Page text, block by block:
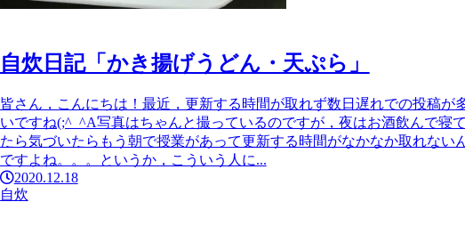
自炊日記「かき揚げうどん・天ぷら」
皆さん，こんにちは！最近，更新する時間が取れず数日遅れでの投稿が
いですね(;^_^A写真はちゃんと撮っているのですが，夜はお酒飲んで寝て
たら気づいたらもう朝で授業があって更新する時間がなかなか取れない
ですよね。。。というか，こういう人に...
2020.12.18
自炊